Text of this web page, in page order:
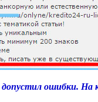
ошибки. На